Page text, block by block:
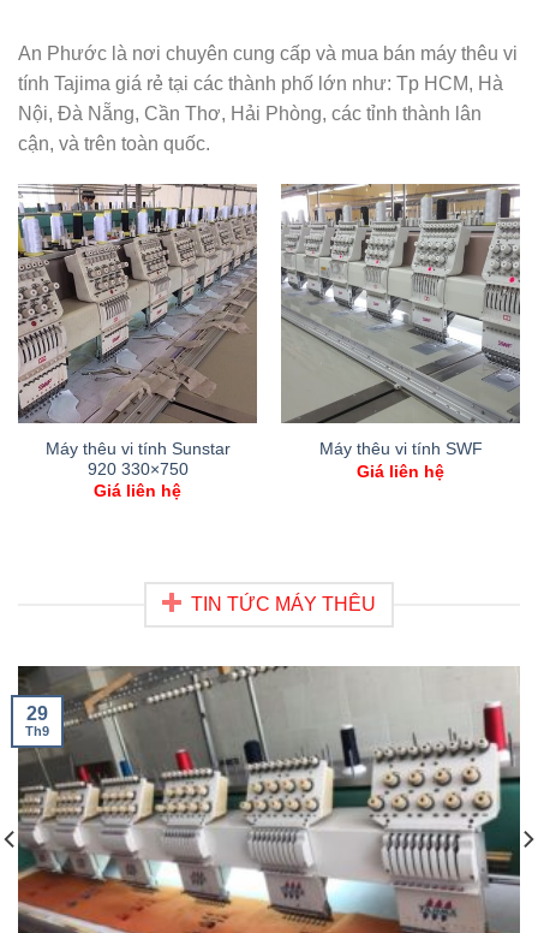
An Phước là nơi chuyên cung cấp và mua bán máy thêu vi
tính Tajima giá rẻ tại các thành phố lớn như: Tp HCM, Hà
Nội, Đà Nẵng, Cần Thơ, Hải Phòng, các tỉnh thành lân
cận, và trên toàn quốc.
Máy thêu vi tính Sunstar
920 330×750
Giá liên hệ
Máy thêu vi tính SWF
Giá liên hệ
TIN TỨC MÁY THÊU
29
Th9